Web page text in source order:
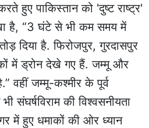
हुए पाकिस्तान को 'दुष्ट राष्ट्र'
है, “3 घंटे से भी कम समय में
दिया है. फिरोजपुर, गुरदासपुर
में ड्रोन देखे गए हैं. जम्मू और
वहीं जम्मू-कश्मीर के पूर्व
संघर्षविराम की विश्वसनीयता
में हुए धमाकों की ओर ध्यान